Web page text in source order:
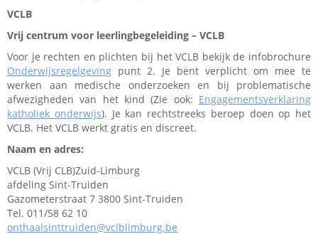
VCLB
Vrij centrum voor leerlingbegeleiding – VCLB
Voor je rechten en plichten bij het VCLB bekijk de infobrochure
Onderwijsregelgeving punt 2. Je bent verplicht om mee te
werken aan medische onderzoeken en bij problematische
afwezigheden van het kind (Zie ook: Engagementsverklaring
katholiek onderwijs). Je kan rechtstreeks beroep doen op het
VCLB. Het VCLB werkt gratis en discreet.
Naam en adres:
VCLB (Vrij CLB)Zuid-Limburg
afdeling Sint-Truiden
Gazometerstraat 7 3800 Sint-Truiden
Tel. 011/58 62 10
onthaalsinttruiden@vclblimburg.be